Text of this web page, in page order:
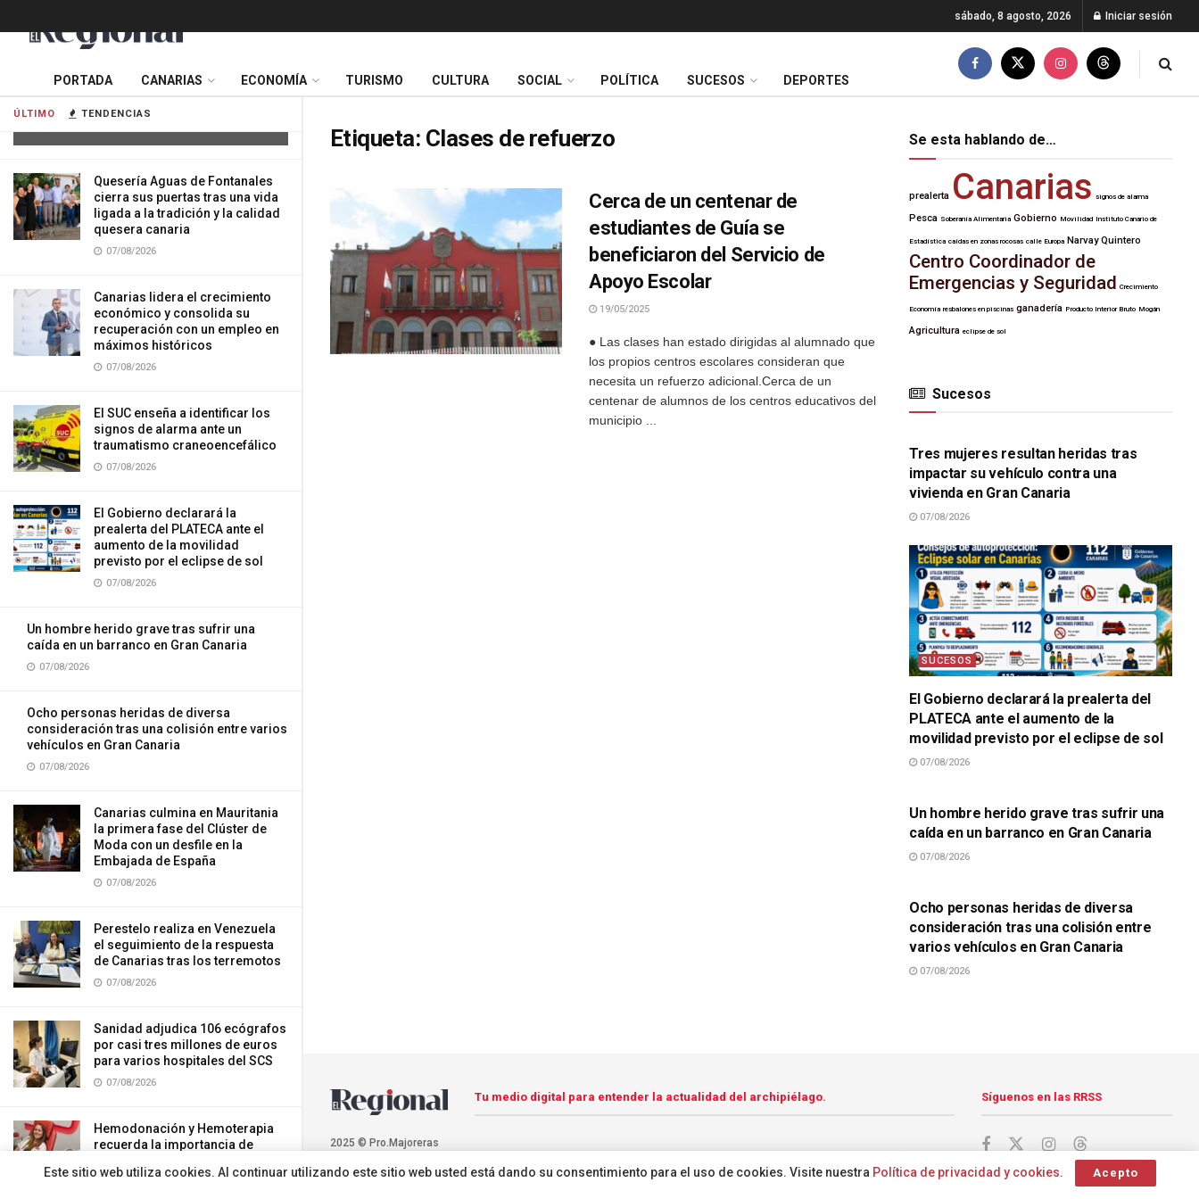
ÚLTIMO TENDENCIAS
impactar su vehículo contra una
Quesería Aguas de Fontanales
cierra sus puertas tras una vida
ligada a la tradición y la calidad
quesera canaria
07/08/2026
Canarias lidera el crecimiento
económico y consolida su
recuperación con un empleo en
máximos históricos
07/08/2026
El SUC enseña a identificar los
signos de alarma ante un
traumatismo craneoencefálico
07/08/2026
El Gobierno declarará la
prealerta del PLATECA ante el
aumento de la movilidad
previsto por el eclipse de sol
07/08/2026
Un hombre herido grave tras sufrir una
caída en un barranco en Gran Canaria
07/08/2026
Ocho personas heridas de diversa
consideración tras una colisión entre varios
vehículos en Gran Canaria
07/08/2026
Canarias culmina en Mauritania
la primera fase del Clúster de
Moda con un desfile en la
Embajada de España
07/08/2026
Perestelo realiza en Venezuela
el seguimiento de la respuesta
de Canarias tras los terremotos
07/08/2026
Sanidad adjudica 106 ecógrafos
por casi tres millones de euros
para varios hospitales del SCS
07/08/2026
Hemodonación y Hemoterapia
recuerda la importancia de
sábado, 8 agosto, 2026 Iniciar sesión
PORTADA CANARIAS ECONOMÍA TURISMO CULTURA SOCIAL POLÍTICA SUCESOS DEPORTES
Etiqueta: Clases de refuerzo
Cerca de un centenar de
estudiantes de Guía se
beneficiaron del Servicio de
Apoyo Escolar
19/05/2025
● Las clases han estado dirigidas al alumnado que
los propios centros escolares consideran que
necesita un refuerzo adicional.Cerca de un
centenar de alumnos de los centros educativos del
municipio ...
Se esta hablando de…
prealerta Canarias signos de alarma
Pesca Soberanía Alimentaria Gobierno Movilidad Instituto Canario de
Estadística caídas en zonas rocosas calle Europa Narvay Quintero
Centro Coordinador de
Emergencias y Seguridad Crecimiento
Economía resbalones en piscinas ganadería Producto Interior Bruto Mogán
Agricultura eclipse de sol
Sucesos
SUCESOS
Tres mujeres resultan heridas tras
impactar su vehículo contra una
vivienda en Gran Canaria
07/08/2026
SUCESOS
El Gobierno declarará la prealerta del
PLATECA ante el aumento de la
movilidad previsto por el eclipse de sol
07/08/2026
Un hombre herido grave tras sufrir una
caída en un barranco en Gran Canaria
07/08/2026
Ocho personas heridas de diversa
consideración tras una colisión entre
varios vehículos en Gran Canaria
07/08/2026
2025 © Pro.Majoreras
Tu medio digital para entender la actualidad del archipiélago. Síguenos en las RRSS
Este sitio web utiliza cookies. Al continuar utilizando este sitio web usted está dando su consentimiento para el uso de cookies. Visite nuestra Política de privacidad y cookies. Acepto